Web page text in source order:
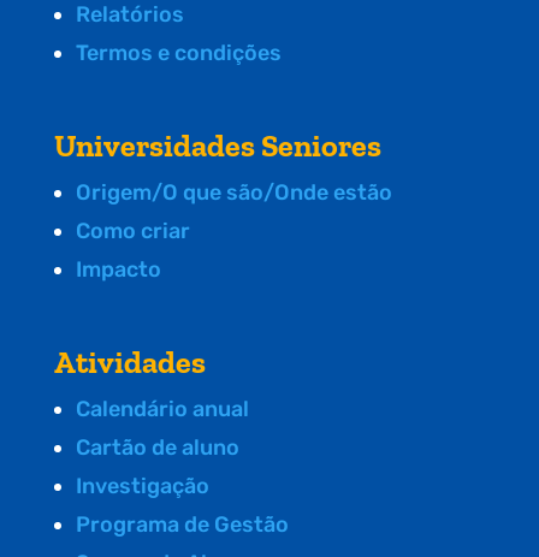
Relatórios
Termos e condições
Universidades Seniores
Origem/O que são/Onde estão
Como criar
Impacto
Atividades
Calendário anual
Cartão de aluno
Investigação
Programa de Gestão